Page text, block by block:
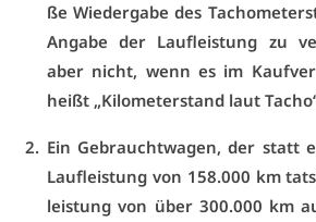
ße Wie­der­ga­be des
An­ga­be der Lauf­leis­tung zu
aber nicht, wenn es im
heißt „Ki­lo­me­ter­stand laut
Ein Ge­braucht­wa­gen, der statt
Lauf­leis­tung von 158.000 km
leis­tung von über 300.000 km